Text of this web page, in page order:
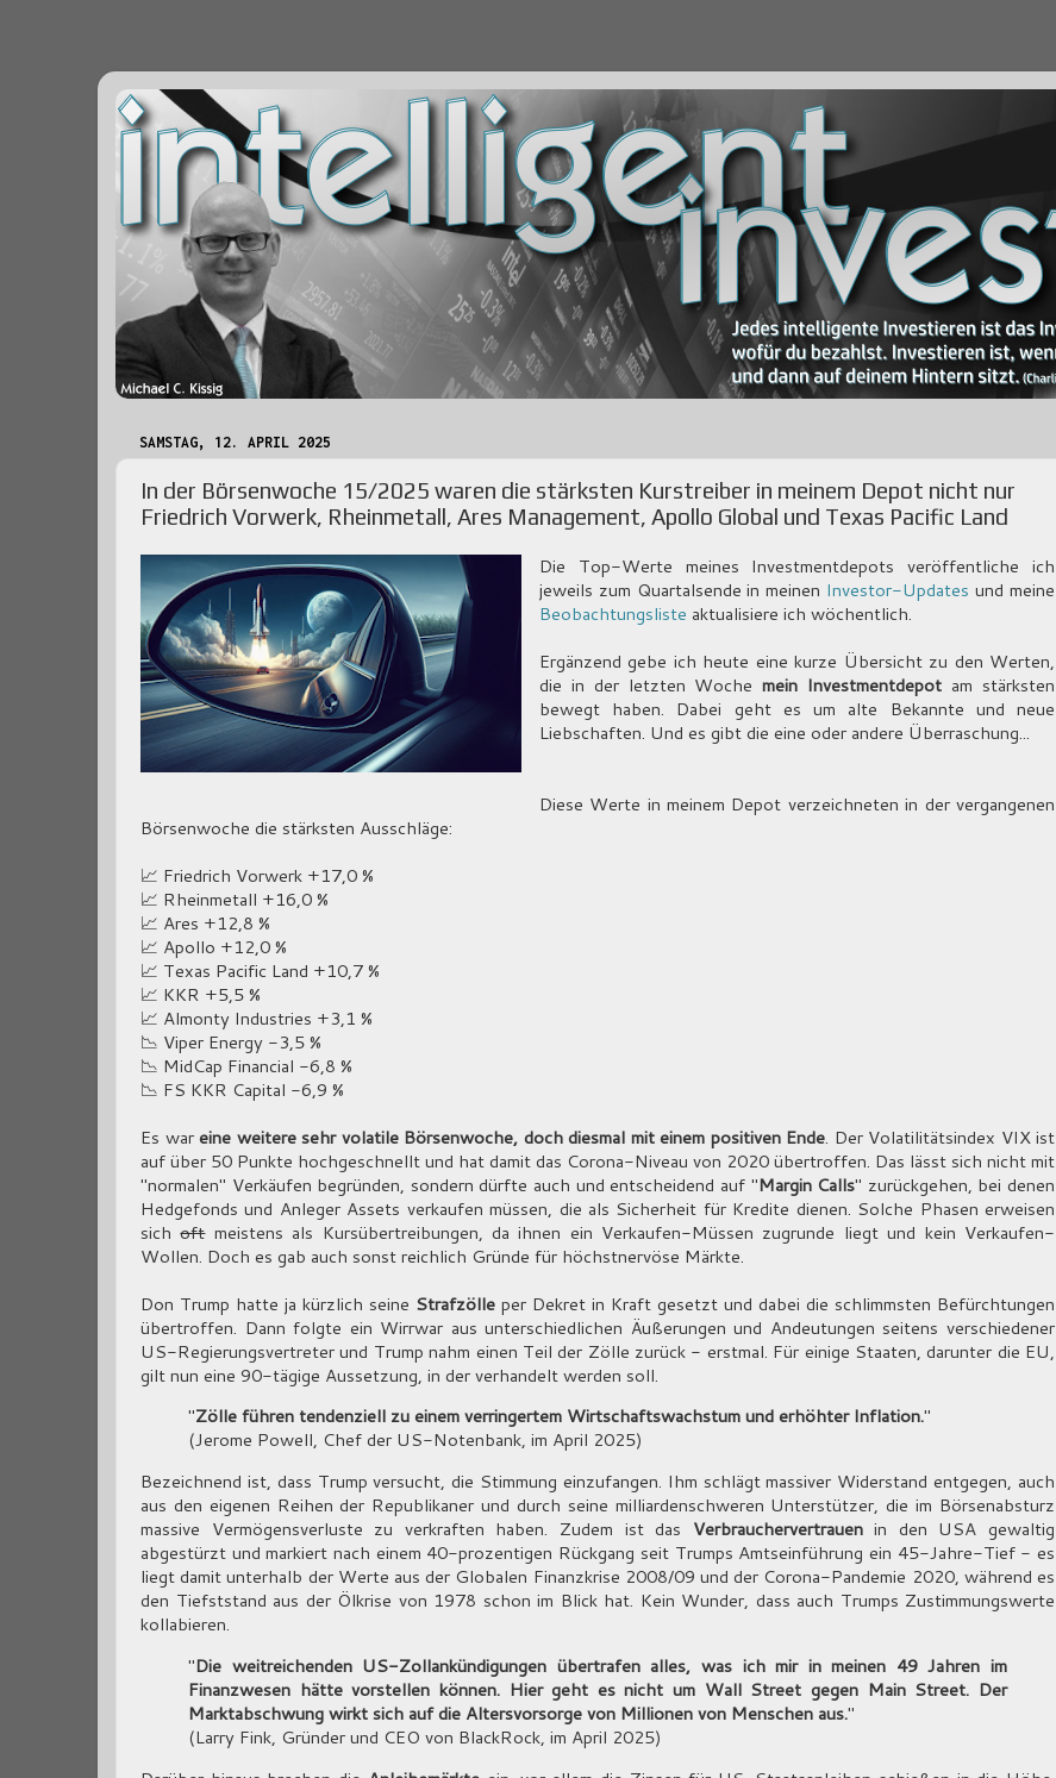
SAMSTAG, 12. APRIL 2025
In der Börsenwoche 15/2025 waren die stärksten Kurstreiber in meinem Depot nicht nur
Friedrich Vorwerk, Rheinmetall, Ares Management, Apollo Global und Texas Pacific Land
Die Top-Werte meines Investmentdepots veröffentliche ich
jeweils zum Quartalsende in meinen Investor-Updates und meine
Beobachtungsliste aktualisiere ich wöchentlich.
Ergänzend gebe ich heute eine kurze Übersicht zu den Werten,
die in der letzten Wochemein Investmentdepot am stärksten
bewegt haben. Dabei geht es um alte Bekannte und neue
Liebschaften. Und es gibt die eine oder andere Überraschung...
Diese Werte in meinem Depot verzeichneten in der vergangenen
Börsenwoche die stärksten Ausschläge:
📈 Friedrich Vorwerk +17,0 %
📈 Rheinmetall +16,0 %
📈 Ares +12,8 %
📈 Apollo +12,0 %
📈 Texas Pacific Land +10,7 %
📈 KKR +5,5 %
📈 Almonty Industries +3,1 %
📉 Viper Energy -3,5 %
📉 MidCap Financial -6,8 %
📉 FS KKR Capital -6,9 %
Es wareine weitere sehr volatile Börsenwoche, doch diesmal mit einem positiven Ende. Der Volatilitätsindex VIX ist
auf über 50 Punkte hochgeschnellt und hat damit das Corona-Niveau von 2020 übertroffen. Das lässt sich nicht mit
"normalen" Verkäufen begründen, sondern dürfte auch und entscheidend auf "Margin Calls" zurückgehen, bei denen
Hedgefonds und Anleger Assets verkaufen müssen, die als Sicherheit für Kredite dienen. Solche Phasen erweisen
sichoftmeistens als Kursübertreibungen, da ihnen ein Verkaufen-Müssen zugrunde liegt und kein Verkaufen-
Wollen. Doch es gab auch sonst reichlich Gründe für höchstnervöse Märkte.
Don Trump hatte ja kürzlich seine Strafzölle per Dekret in Kraft gesetzt und dabei die schlimmsten Befürchtungen
übertroffen. Dann folgte ein Wirrwar aus unterschiedlichen Äußerungen und Andeutungen seitens verschiedener
US-Regierungsvertreter und Trump nahm einen Teil der Zölle zurück - erstmal. Für einige Staaten, darunter die EU,
gilt nun eine 90-tägige Aussetzung, in der verhandelt werden soll.
"Zölle führen tendenziell zu einem verringertem Wirtschaftswachstum und erhöhter Inflation."
(Jerome Powell, Chef der US-Notenbank, im April 2025)
Bezeichnend ist, dass Trump versucht, die Stimmung einzufangen. Ihm schlägt massiver Widerstand entgegen, auch
aus den eigenen Reihen der Republikaner und durch seine milliardenschweren Unterstützer, die im Börsenabsturz
massive Vermögensverluste zu verkraften haben. Zudem ist das Verbrauchervertrauenin den USA gewaltig
abgestürzt und markiert nach einem 40-prozentigen Rückgang seit Trumps Amtseinführung ein 45-Jahre-Tief - es
liegt damit unterhalb der Werte aus der Globalen Finanzkrise 2008/09 und der Corona-Pandemie 2020, während es
den Tiefststand aus der Ölkrise von 1978 schon im Blick hat. Kein Wunder, dass auch Trumps Zustimmungswerte
kollabieren.
"Die weitreichenden US-Zollankündigungen übertrafen alles, was ich mir in meinen 49 Jahren im
Finanzwesen hätte vorstellen können. Hier geht es nicht um Wall Street gegen Main Street. Der
Marktabschwung wirkt sich auf die Altersvorsorge von Millionen von Menschen aus."
(Larry Fink, Gründer und CEO von BlackRock, im April 2025)